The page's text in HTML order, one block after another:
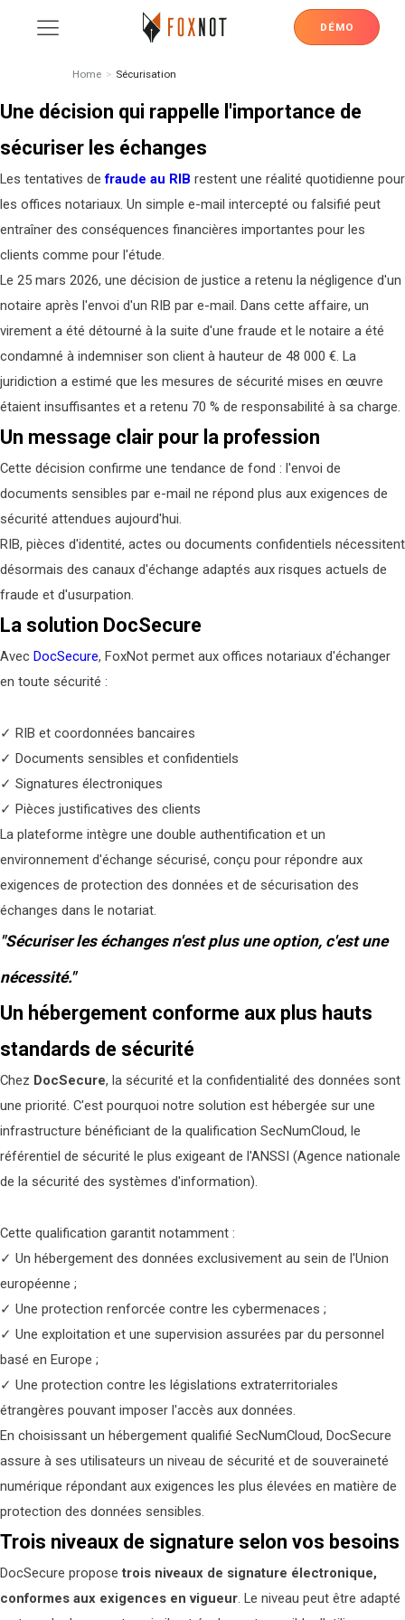
DÉMO
Home > Sécurisation
Une décision qui rappelle l'importance de
sécuriser les échanges
Les tentatives defraude au RIB restent une réalité quotidienne pour
les offices notariaux. Un simple e-mail intercepté ou falsifié peut
entraîner des conséquences financières importantes pour les
clients comme pour l'étude.
Le 25 mars 2026, une décision de justice a retenu la négligence d'un
notaire après l'envoi d'un RIB par e-mail. Dans cette affaire, un
virement a été détourné à la suite d'une fraude et le notaire a été
condamné à indemniser son client à hauteur de 48 000 €. La
juridiction a estimé que les mesures de sécurité mises en œuvre
étaient insuffisantes et a retenu 70 % de responsabilité à sa charge.
Un message clair pour la profession
Cette décision confirme une tendance de fond : l'envoi de
documents sensibles par e-mail ne répond plus aux exigences de
sécurité attendues aujourd'hui.
RIB, pièces d'identité, actes ou documents confidentiels nécessitent
désormais des canaux d'échange adaptés aux risques actuels de
fraude et d'usurpation.
La solution DocSecure
Avec DocSecure, FoxNot permet aux offices notariaux d'échanger
en toute sécurité :
✓ RIB et coordonnées bancaires
✓ Documents sensibles et confidentiels
✓ Signatures électroniques
✓ Pièces justificatives des clients
La plateforme intègre une double authentification et un
environnement d'échange sécurisé, conçu pour répondre aux
exigences de protection des données et de sécurisation des
échanges dans le notariat.
"Sécuriser les échanges n'est plus une option, c'est une
nécessité."
Un hébergement conforme aux plus hauts
standards de sécurité
Chez DocSecure, la sécurité et la confidentialité des données sont
une priorité. C'est pourquoi notre solution est hébergée sur une
infrastructure bénéficiant de la qualification SecNumCloud, le
référentiel de sécurité le plus exigeant de l'ANSSI (Agence nationale
de la sécurité des systèmes d'information).
Cette qualification garantit notamment :
✓ Un hébergement des données exclusivement au sein de l'Union
européenne ;
✓ Une protection renforcée contre les cybermenaces ;
✓ Une exploitation et une supervision assurées par du personnel
basé en Europe ;
✓ Une protection contre les législations extraterritoriales
étrangères pouvant imposer l'accès aux données.
En choisissant un hébergement qualifié SecNumCloud, DocSecure
assure à ses utilisateurs un niveau de sécurité et de souveraineté
numérique répondant aux exigences les plus élevées en matière de
protection des données sensibles.
Trois niveaux de signature selon vos besoins
DocSecure proposetrois niveaux de signature électronique,
conformes aux exigences en vigueur. Le niveau peut être adapté